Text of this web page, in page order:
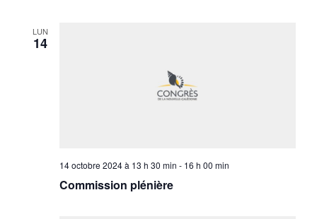
LUN
14
Commission plénière
14 octobre 2024 à 13 h 30 min - 16 h 00 min